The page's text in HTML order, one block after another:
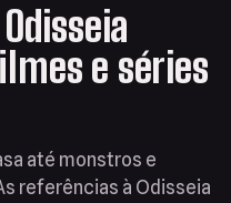
e séries
até monstros e
referências à Odisseia